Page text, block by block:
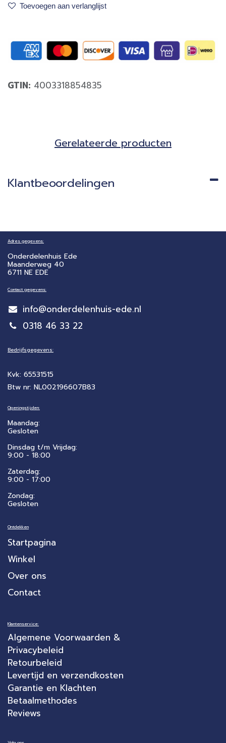
Toevoegen aan verlanglijst
GTIN: 4003318854835
Gerela​teerde producten​
Klantbeoordelingen
Adres gegevens:
Onderdelenhuis Ede
Maanderweg 40
6711 NE EDE
Contact gegevens:
info@onderdelenhuis-ede.nl
0318 46 33 22
Bedrijfsgegevens:
Kvk: 65531515
Btw nr: NL002196607B83
Openingstijden:
Maandag:
Gesloten
Dinsdag t/m Vrijdag:
9:00 - 18:00
Zaterdag:
​9:00 - 17:00
Zondag:
Gesloten
Ontdekken
Startpagina
Winkel
Over ons
Contact
Klantenservice:
Algemene Voorwaarden &
Privacybeleid
Retourbeleid
Levertijd en verzendkosten
Garantie en Klachten
Betaalmethodes
Reviews